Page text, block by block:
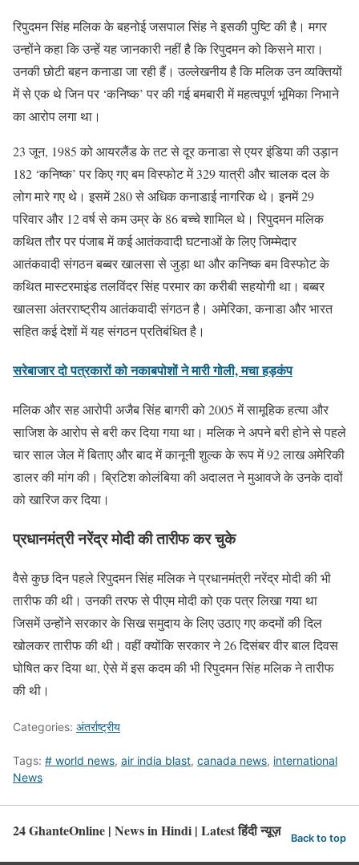
रिपुदमन सिंह मलिक के बहनोई जसपाल सिंह ने इसकी पुष्टि की है। मगर
उन्होंने कहा कि उन्हें यह जानकारी नहीं है कि रिपुदमन को किसने मारा।
उनकी छोटी बहन कनाडा जा रही हैं। उल्लेखनीय है कि मलिक उन व्यक्तियों
में से एक थे जिन पर ‘कनिष्क’ पर की गई बमबारी में महत्वपूर्ण भूमिका निभाने
का आरोप लगा था।
23 जून, 1985 को आयरलैंड के तट से दूर कनाडा से एयर इंडिया की उड़ान
182 ‘कनिष्क’ पर किए गए बम विस्फोट में 329 यात्री और चालक दल के
लोग मारे गए थे। इसमें 280 से अधिक कनाडाई नागरिक थे। इनमें 29
परिवार और 12 वर्ष से कम उम्र के 86 बच्चे शामिल थे। रिपुदमन मलिक
कथित तौर पर पंजाब में कई आतंकवादी घटनाओं के लिए जिम्मेदार
आतंकवादी संगठन बब्बर खालसा से जुड़ा था और कनिष्क बम विस्फोट के
कथित मास्टरमाइंड तलविंदर सिंह परमार का करीबी सहयोगी था। बब्बर
खालसा अंतरराष्ट्रीय आतंकवादी संगठन है। अमेरिका, कनाडा और भारत
सहित कई देशों में यह संगठन प्रतिबंधित है।
सरेबाजार दो पत्रकारों को नकाबपोशों ने मारी गोली, मचा हड़कंप
मलिक और सह आरोपी अजैब सिंह बागरी को 2005 में सामूहिक हत्या और
साजिश के आरोप से बरी कर दिया गया था। मलिक ने अपने बरी होने से पहले
चार साल जेल में बिताए और बाद में कानूनी शुल्क के रूप में 92 लाख अमेरिकी
डालर की मांग की। ब्रिटिश कोलंबिया की अदालत ने मुआवजे के उनके दावों
को खारिज कर दिया।
प्रधानमंत्री नरेंद्र मोदी की तारीफ कर चुके
वैसे कुछ दिन पहले रिपुदमन सिंह मलिक ने प्रधानमंत्री नरेंद्र मोदी की भी
तारीफ की थी। उनकी तरफ से पीएम मोदी को एक पत्र लिखा गया था
जिसमें उन्होंने सरकार के सिख समुदाय के लिए उठाए गए कदमों की दिल
खोलकर तारीफ की थी। वहीं क्योंकि सरकार ने 26 दिसंबर वीर बाल दिवस
घोषित कर दिया था, ऐसे में इस कदम की भी रिपुदमन सिंह मलिक ने तारीफ
की थी।
Categories: अंतर्राष्ट्रीय
Tags: # world news, air india blast, canada news, international
News
24 GhanteOnline | News in Hindi | Latest हिंदी न्यूज़ Back to top